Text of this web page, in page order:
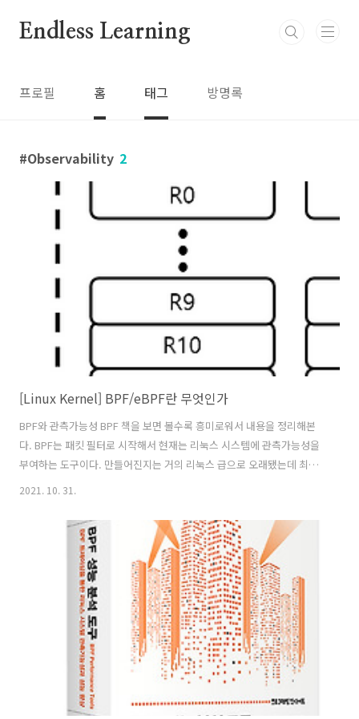
Endless Learning
프로필 홈 태그 방명록
Observability 2
[Linux Kernel] BPF/eBPF란 무엇인가
BPF와 관측가능성 BPF 책을 보면 볼수록 흥미로워서 내용을 정리해본
다. BPF는 패킷 필터로 시작해서 현재는 리눅스 시스템에 관측가능성을
부여하는 도구이다. 만들어진지는 거의 리눅스 급으로 오래됐는데 최근
5년간 새로운 용도(?)를 발견하면서 많이 핫해진것 같다. 이 글에서는
bcc나 bpftrace에서 어떻게 프로그램을 실행하는지, BPF 관련 프로젝
트에 무엇이 있는지 등등을 정리하려고 한다. 예전에도 BPF라는게 있구
나 정도는 알았는데 관측가능성이라는 말의 의미가 잘 와닿지 않아서 그
냥 스쳐 지나갔었다. BPF는 사용자 공간에서 명령어 몇개만으로 커널을
새로 빌드하지 않고도 커널 코드를 안전하게 수행할 수 있다. 심지어 커
2021. 10. 31.